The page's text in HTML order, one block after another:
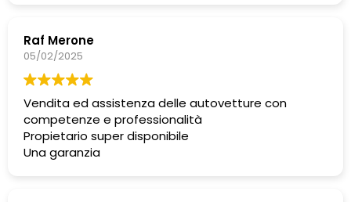
Raf Merone
05/02/2025
Vendita ed assistenza delle autovetture con
competenze e professionalità
Propietario super disponibile
Una garanzia